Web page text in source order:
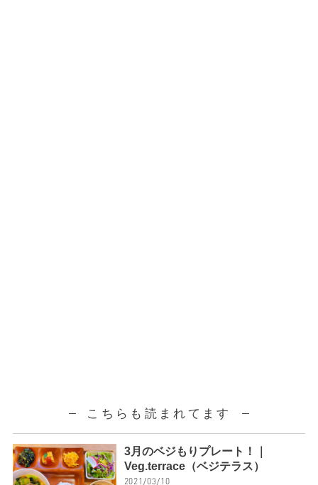
こちらも読まれてます
3月のベジもりプレート！｜
Veg.terrace（ベジテラス）
2021/03/10